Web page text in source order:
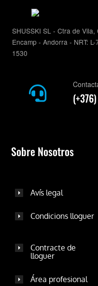
SHUSSKI SL - Ctra de
Encamp - Andorra - NRT:
1530
Sobre Nosotros
Avís legal
Condicions lloguer
Contracte de
lloguer
Área profesional